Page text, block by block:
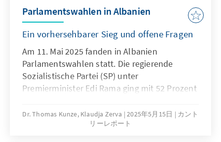
Parlamentswahlen in Albanien
Ein vorhersehbarer Sieg und offene Fragen
Am 11. Mai 2025 fanden in Albanien
Parlamentswahlen statt. Die regierende
Sozialistische Partei (SP) unter
Premierminister Edi Rama ging mit 52 Prozent
und gewann damit zum vierten Mal in Folge
die Wahlen. Eine absolute Mehrheit konnte sie
Dr. Thomas Kunze, Klaudja Zerva 2025年5月15日
カント
リーレポート